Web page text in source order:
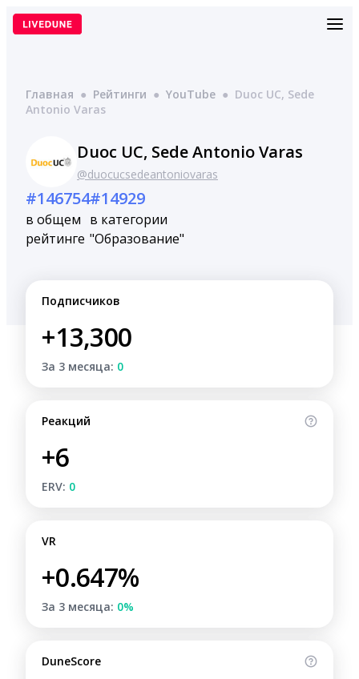
Перейти
Главная ● Рейтинги ● YouTube ● Duoc UC, Sede
Antonio Varas
Duoc UC, Sede Antonio Varas
@duocucsedeantoniovaras
#146754
в общем
рейтинге
#14929
в категории
"Образование"
Подписчиков
+13,300
За 3 месяца: 0
Реакций
+6
ERV: 0
VR
+0.647%
За 3 месяца: 0%
DuneScore